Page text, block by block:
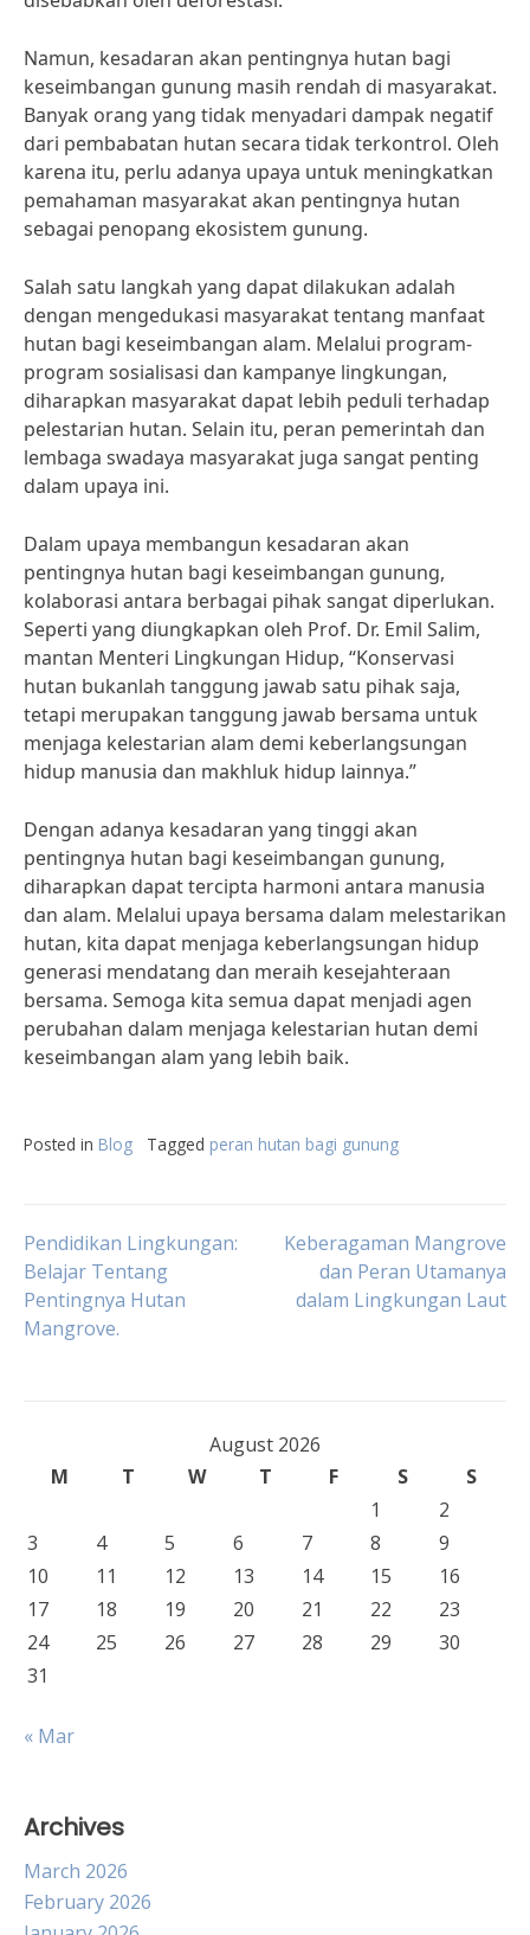
Namun, kesadaran akan pentingnya hutan bagi
keseimbangan gunung masih rendah di masyarakat.
Banyak orang yang tidak menyadari dampak negatif
dari pembabatan hutan secara tidak terkontrol. Oleh
karena itu, perlu adanya upaya untuk meningkatkan
pemahaman masyarakat akan pentingnya hutan
sebagai penopang ekosistem gunung.
Salah satu langkah yang dapat dilakukan adalah
dengan mengedukasi masyarakat tentang manfaat
hutan bagi keseimbangan alam. Melalui program-
program sosialisasi dan kampanye lingkungan,
diharapkan masyarakat dapat lebih peduli terhadap
pelestarian hutan. Selain itu, peran pemerintah dan
lembaga swadaya masyarakat juga sangat penting
dalam upaya ini.
Dalam upaya membangun kesadaran akan
pentingnya hutan bagi keseimbangan gunung,
kolaborasi antara berbagai pihak sangat diperlukan.
Seperti yang diungkapkan oleh Prof. Dr. Emil Salim,
mantan Menteri Lingkungan Hidup, “Konservasi
hutan bukanlah tanggung jawab satu pihak saja,
tetapi merupakan tanggung jawab bersama untuk
menjaga kelestarian alam demi keberlangsungan
hidup manusia dan makhluk hidup lainnya.”
Dengan adanya kesadaran yang tinggi akan
pentingnya hutan bagi keseimbangan gunung,
diharapkan dapat tercipta harmoni antara manusia
dan alam. Melalui upaya bersama dalam melestarikan
hutan, kita dapat menjaga keberlangsungan hidup
generasi mendatang dan meraih kesejahteraan
bersama. Semoga kita semua dapat menjadi agen
perubahan dalam menjaga kelestarian hutan demi
keseimbangan alam yang lebih baik.
Posted in Blog Tagged peran hutan bagi gunung
Post
navigation
Pendidikan Lingkungan:
Belajar Tentang
Pentingnya Hutan
Mangrove.
Keberagaman Mangrove
dan Peran Utamanya
dalam Lingkungan Laut
August 2026
M
T W T F S
S
1
2
3
4 5 6 7 8
9
10
11 12 13 14 15
16
17
18 19 20 21 22
23
24
25 26 27 28 29
30
31
« Mar
Archives
March 2026
February 2026